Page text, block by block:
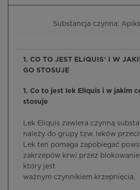
Substancja czynna:
1. CO TO JEST ELIQUIS® I W
GO STOSUJE
1. Co to jest lek Eliquis i w jakim
stosuje
Lek Eliquis zawiera czynną
należy do grupy tzw. leków
Lek ten pomaga zapobiegać
zakrzepów krwi przez
który jest
ważnym czynnikiem krzepnięcia.